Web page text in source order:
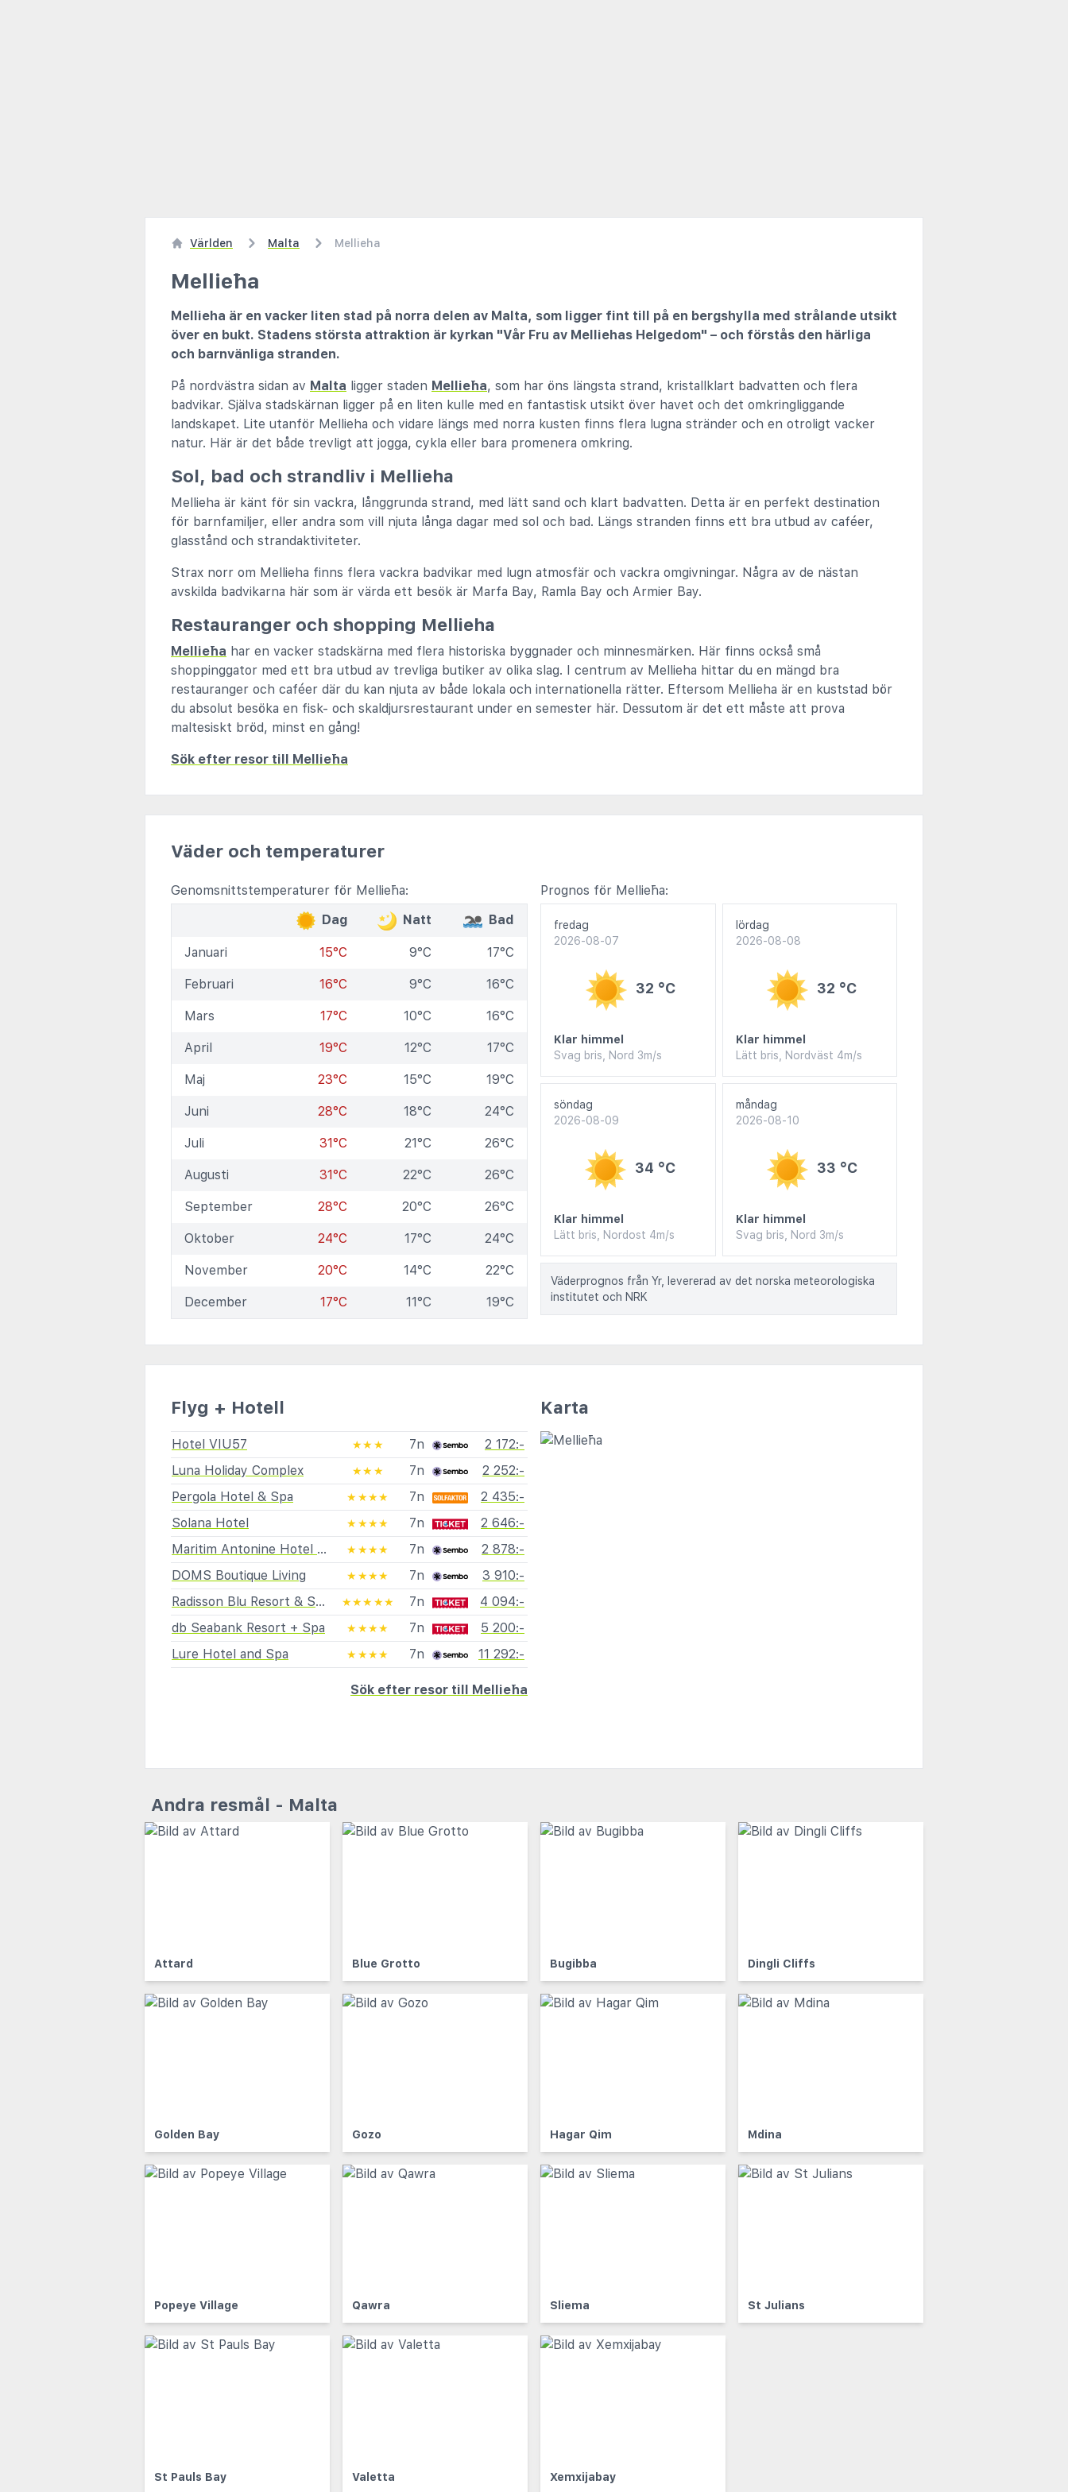
Världen Malta Mellieha
Mellieħa
Mellieha är en vacker liten stad på norra delen av Malta, som ligger fint till på en bergshylla med strålande utsikt
över en bukt. Stadens största attraktion är kyrkan "Vår Fru av Melliehas Helgedom" – och förstås den härliga
och barnvänliga stranden.
På nordvästra sidan av Malta ligger staden Mellieħa, som har öns längsta strand, kristallklart badvatten och flera
badvikar. Själva stadskärnan ligger på en liten kulle med en fantastisk utsikt över havet och det omkringliggande
landskapet. Lite utanför Mellieha och vidare längs med norra kusten finns flera lugna stränder och en otroligt vacker
natur. Här är det både trevligt att jogga, cykla eller bara promenera omkring.
Sol, bad och strandliv i Mellieha
Mellieha är känt för sin vackra, långgrunda strand, med lätt sand och klart badvatten. Detta är en perfekt destination
för barnfamiljer, eller andra som vill njuta långa dagar med sol och bad. Längs stranden finns ett bra utbud av caféer,
glasstånd och strandaktiviteter.
Strax norr om Mellieha finns flera vackra badvikar med lugn atmosfär och vackra omgivningar. Några av de nästan
avskilda badvikarna här som är värda ett besök är Marfa Bay, Ramla Bay och Armier Bay.
Restauranger och shopping Mellieha
Mellieħa har en vacker stadskärna med flera historiska byggnader och minnesmärken. Här finns också små
shoppinggator med ett bra utbud av trevliga butiker av olika slag. I centrum av Mellieha hittar du en mängd bra
restauranger och caféer där du kan njuta av både lokala och internationella rätter. Eftersom Mellieha är en kuststad bör
du absolut besöka en fisk- och skaldjursrestaurant under en semester här. Dessutom är det ett måste att prova
maltesiskt bröd, minst en gång!
Sök efter resor till Mellieħa
Väder och temperaturer
Genomsnittstemperaturer för Mellieħa:
Dag
Natt Bad
Januari 15°C 9°C 17°C
Februari 16°C 9°C 16°C
Mars 17°C 10°C 16°C
April 19°C 12°C 17°C
Maj 23°C 15°C 19°C
Juni 28°C 18°C 24°C
Juli 31°C 21°C 26°C
Augusti 31°C 22°C 26°C
September 28°C 20°C 26°C
Oktober 24°C 17°C 24°C
November 20°C 14°C 22°C
December 17°C 11°C 19°C
Prognos för Mellieħa:
fredag
2026-08-07
32 °C
Klar himmel
Svag bris, Nord 3m/s
lördag
2026-08-08
32 °C
Klar himmel
Lätt bris, Nordväst 4m/s
söndag
2026-08-09
34 °C
Klar himmel
Lätt bris, Nordost 4m/s
måndag
2026-08-10
33 °C
Klar himmel
Svag bris, Nord 3m/s
Väderprognos från Yr, levererad av det norska meteorologiska
institutet och NRK
Flyg + Hotell
Hotel VIU57 ★★★ 7n
2 172:-
Luna Holiday Complex
★★★ 7n
2 252:-
Pergola Hotel & Spa
★★★★ 7n
2 435:-
Solana Hotel
★★★★ 7n
2 646:-
Maritim Antonine Hotel & Spa
★★★★ 7n
2 878:-
DOMS Boutique Living
★★★★ 7n
3 910:-
Radisson Blu Resort & Spa, Malta Golden Sands
★★★★★ 7n
4 094:-
db Seabank Resort + Spa
★★★★ 7n
5 200:-
Lure Hotel and Spa
★★★★ 7n 11 292:-
Sök efter resor till Mellieħa
Karta
Andra resmål - Malta
Attard Blue Grotto Bugibba Dingli Cliffs
Golden Bay Gozo Hagar Qim Mdina
Popeye Village Qawra Sliema St Julians
St Pauls Bay Valetta Xemxijabay